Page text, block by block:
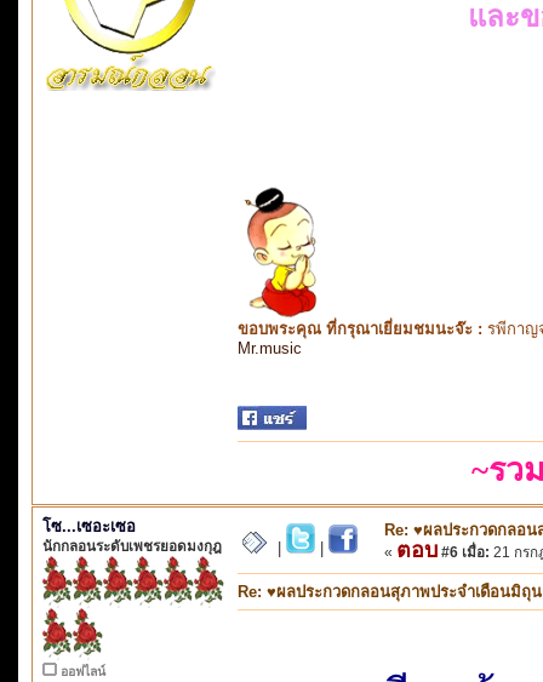
และ
ขอบพระคุณ ที่กรุณาเยี่ยมชมนะจ๊ะ : รพีกาญ
Mr.music
~รว
โซ...เซอะเซอ
นักกลอนระดับเพชรยอดมงกุฎ
ออฟไลน์
Re: ♥ผลประกวดกลอ
« ตอบ #6 เมื่อ: 21 กรก
Re: ♥ผลประกวดกลอนสุภาพประจำเดือน